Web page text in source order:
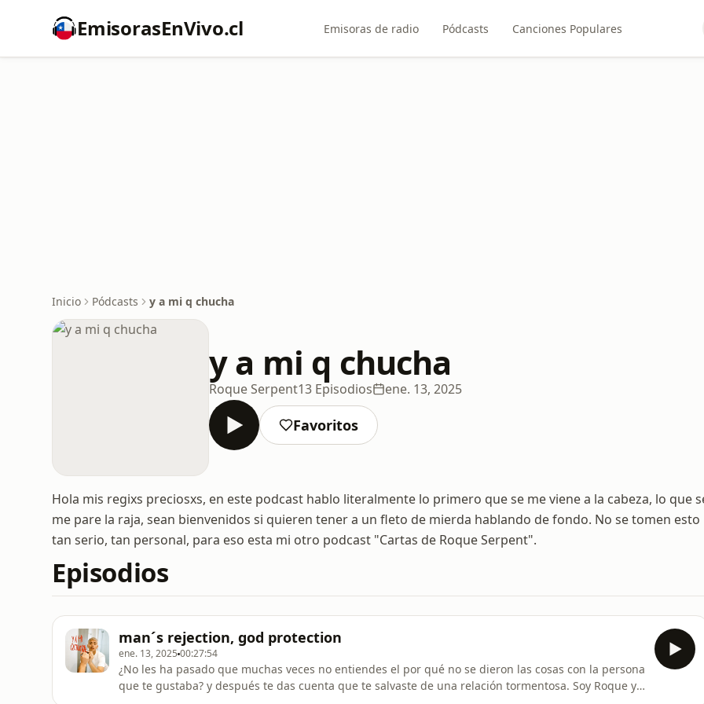
EmisorasEnVivo.cl Emisoras de radio Pódcasts Canciones Populares
Inicio Pódcasts y a mi q chucha
y a mi q chucha
Roque Serpent13 Episodios ene. 13, 2025
Favoritos
Hola mis regixs preciosxs, en este podcast hablo literalmente lo primero que se me viene a la cabeza, lo que
me pare la raja, sean bienvenidos si quieren tener a un fleto de mierda hablando de fondo. No se tomen esto
tan serio, tan personal, para eso esta mi otro podcast "Cartas de Roque Serpent".
Episodios
man´s rejection, god protection
ene. 13, 2025 00:27:54
¿No les ha pasado que muchas veces no entiendes el por qué no se dieron las cosas con la persona
que te gustaba? y después te das cuenta que te salvaste de una relación tormentosa. Soy Roque y